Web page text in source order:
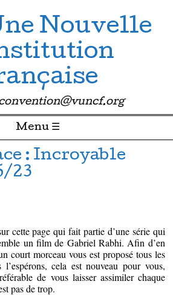
Nouvelle
Menu ☰
: Incroyable
23
cette page qui fait partie d’une série qui
un film de Gabriel Rabhi. Afin d’en
court morceau vous est proposé tous les
cela est nouveau pour vous,
de vous laisser assimiler chaque
pas de trop.